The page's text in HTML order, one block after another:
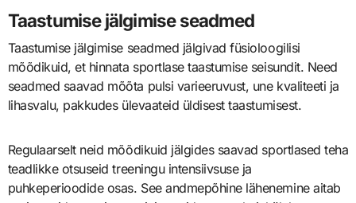
Taastumise jälgimise seadmed
Taastumise jälgimise seadmed jälgivad füsioloogilisi
mõõdikuid, et hinnata sportlase taastumise seisundit. Need
seadmed saavad mõõta pulsi varieeruvust, une kvaliteeti ja
lihasvalu, pakkudes ülevaateid üldisest taastumisest.
Regulaarselt neid mõõdikuid jälgides saavad sportlased teha
teadlikke otsuseid treeningu intensiivsuse ja
puhkeperioodide osas. See andmepõhine lähenemine aitab